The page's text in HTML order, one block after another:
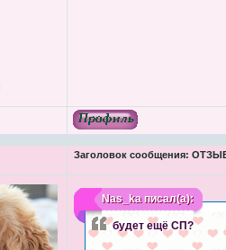
Заголовок сообщения:
Nas_kaписал(а):
будет ещё СП?